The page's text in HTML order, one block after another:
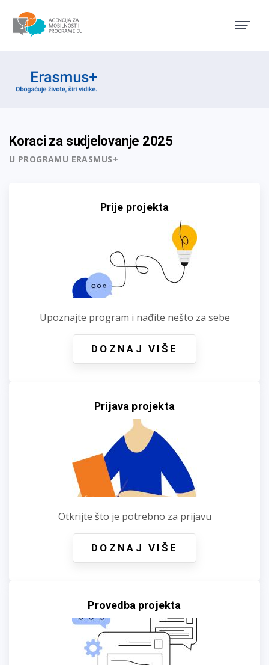
Koraci za sudjelovanje 2025
U PROGRAMU ERASMUS+
Prije projekta
Upoznajte program i nađite nešto za sebe
DOZNAJ VIŠE
Prijava projekta
Otkrijte što je potrebno za prijavu
DOZNAJ VIŠE
Provedba projekta